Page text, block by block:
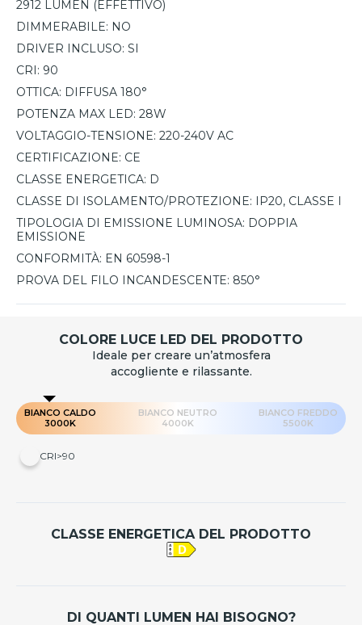
2912 LUMEN (EFFETTIVO)
DIMMERABILE: NO
DRIVER INCLUSO: SI
CRI: 90
OTTICA: DIFFUSA 180°
POTENZA MAX LED: 28W
VOLTAGGIO-TENSIONE: 220-240V AC
CERTIFICAZIONE: CE
CLASSE ENERGETICA: D
CLASSE DI ISOLAMENTO/PROTEZIONE: IP20, CLASSE I
TIPOLOGIA DI EMISSIONE LUMINOSA: DOPPIA
EMISSIONE
CONFORMITÀ: EN 60598-1
PROVA DEL FILO INCANDESCENTE: 850°
COLORE LUCE LED DEL PRODOTTO
Ideale per creare un’atmosfera
accogliente e rilassante.
BIANCO CALDO
3000K
BIANCO NEUTRO
4000K
BIANCO FREDDO
5500K
CRI>90
CLASSE ENERGETICA DEL PRODOTTO
DI QUANTI LUMEN HAI BISOGNO?